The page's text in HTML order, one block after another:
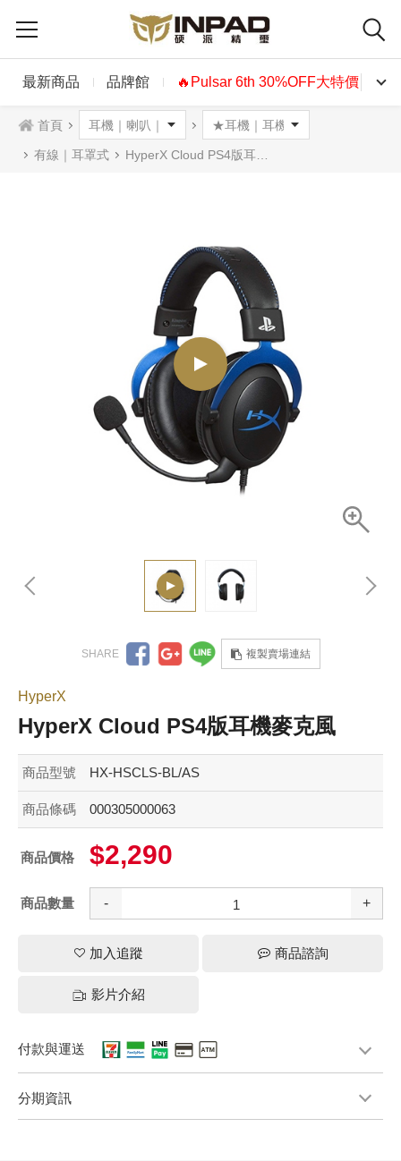
最新商品 品牌館 🔥Pulsar 6th 30%OFF大特價🔥
首頁
有線｜耳罩式 HyperX Cloud PS4版耳機麥克風
複製賣場連結
HyperX
HyperX Cloud PS4版耳機麥克風
商品型號 HX-HSCLS-BL/AS
商品條碼 000305000063
商品價格 $2,290
商品數量 - +
加入追蹤 商品諮詢
影片介紹
付款與運送
分期資訊